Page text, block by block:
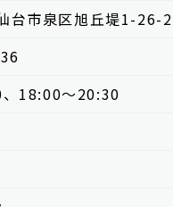
台市泉区旭丘堤1-26-2
18:00〜20:30